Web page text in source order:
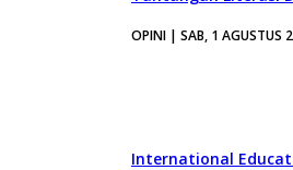
OPINI | SAB, 1 AGUSTUS
International